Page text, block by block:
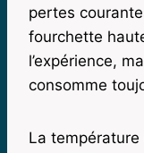
pertes
fourchette
l’expérience,
consomme
La